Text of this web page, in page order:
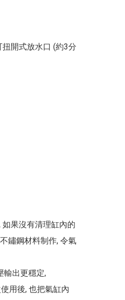
開式放水口 (約3分
果沒有清理缸內的
鏽鋼材料制作, 令氣
輸出更穩定,
用後, 也把氣缸內